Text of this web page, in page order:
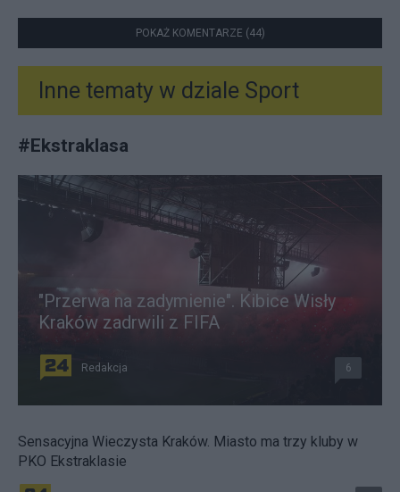
POKAŻ KOMENTARZE (44)
Inne tematy w dziale Sport
#Ekstraklasa
"Przerwa na zadymienie". Kibice Wisły
Kraków zadrwili z FIFA
Redakcja 6
Sensacyjna Wieczysta Kraków. Miasto ma trzy kluby w
PKO Ekstraklasie